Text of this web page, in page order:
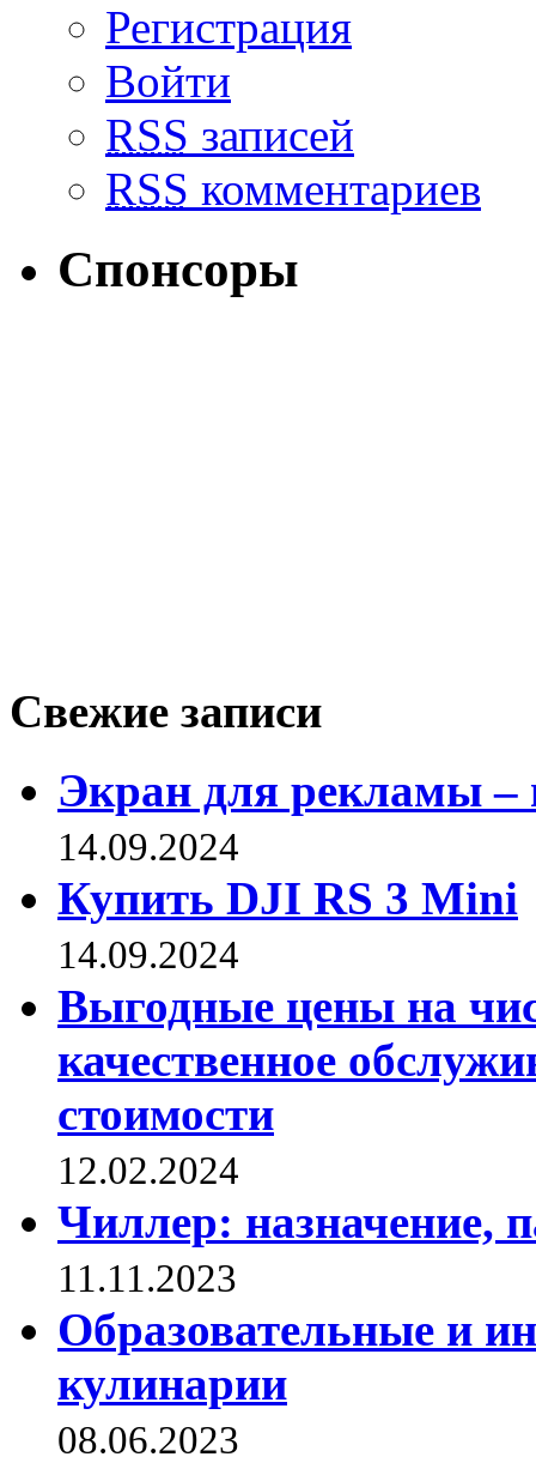
Регистрация
Войти
RSS записей
RSS комментариев
Спонсоры
Свежие записи
Экран для рекламы –
14.09.2024
Купить DJI RS 3 Mini
14.09.2024
Выгодные цены на
качественное
стоимости
12.02.2024
Чиллер: назначение,
11.11.2023
Образовательные и
кулинарии
08.06.2023